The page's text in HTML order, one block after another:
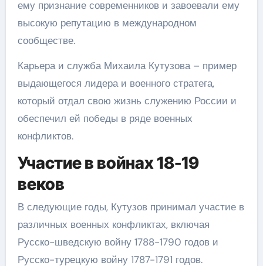
ему признание современников и завоевали ему
высокую репутацию в международном
сообществе.
Карьера и служба Михаила Кутузова – пример
выдающегося лидера и военного стратега,
который отдал свою жизнь служению России и
обеспечил ей победы в ряде военных
конфликтов.
Участие в войнах 18-19
веков
В следующие годы, Кутузов принимал участие в
различных военных конфликтах, включая
Русско-шведскую войну 1788-1790 годов и
Русско-турецкую войну 1787-1791 годов.